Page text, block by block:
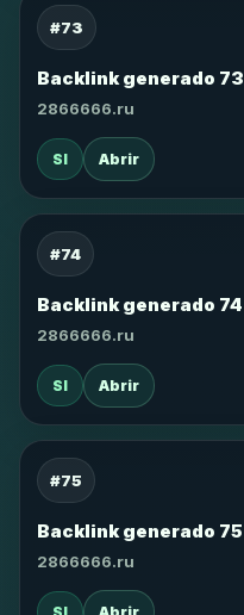
#73
Backlink generado 73
2866666.ru
SI Abrir
#74
Backlink generado 74
2866666.ru
SI Abrir
#75
Backlink generado 75
2866666.ru